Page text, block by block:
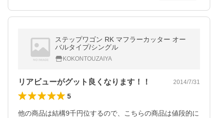
ステップワゴン RK マフラーカッター オー
バルタイプ/シングル
KOKONTOUZAIYA
リアビューがグット良くなります！！ 2014/7/31
5
他の商品は結構9千円位するので、こちらの商品は値段的に